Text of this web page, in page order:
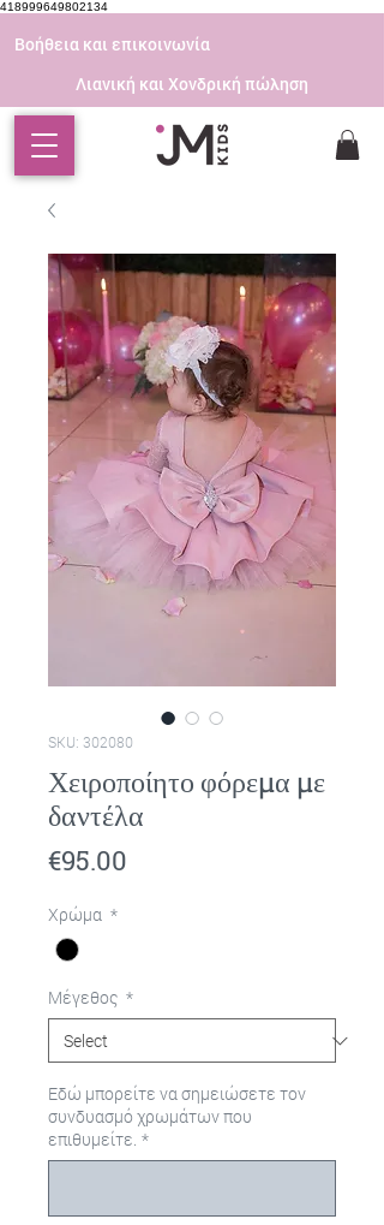
418999649802134
Βοήθεια και επικοινωνία
Λιανική και Χονδρική πώληση
SKU: 302080
Χειροποίητο φόρεμα με
δαντέλα
€95.00
Χρώμα *
Μέγεθος *
Εδώ μπορείτε να σημειώσετε τον
συνδυασμό χρωμάτων που
επιθυμείτε. *